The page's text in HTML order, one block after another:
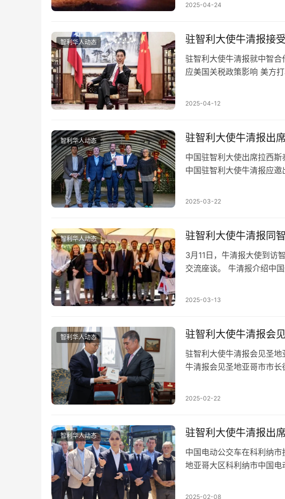
2025-04-24
智利华人动态 驻智利大使牛清报接
驻智利大使牛清报就中智
应美国关税政策影响 美方
2025-04-12
智利华人动态 驻智利大使牛清报出
中国驻智利大使出席拉西斯
中国驻智利大使牛清报应
2025-03-22
智利华人动态 驻智利大使牛清报同
3月11日，牛清报大使到访
交流座谈。 牛清报介绍中
2025-03-13
智利华人动态 驻智利大使牛清报会
驻智利大使牛清报会见圣
牛清报会见圣地亚哥市市
2025-02-22
智利华人动态 驻智利大使牛清报出
中国电动公交车在科利纳
地亚哥大区科利纳市中国
2025-02-08